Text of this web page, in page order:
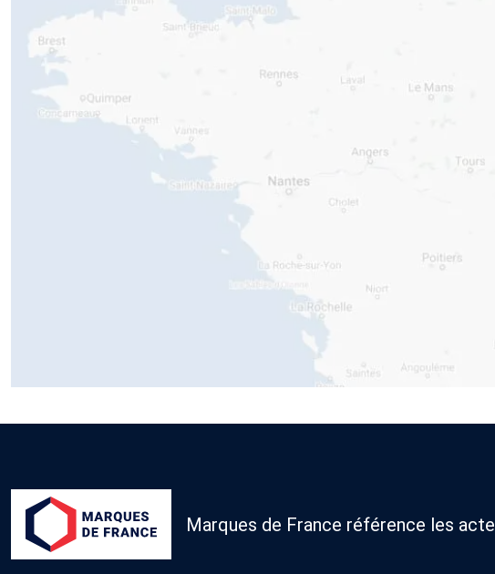
Marques de France référence les